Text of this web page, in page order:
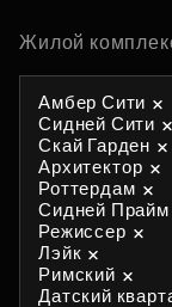
Жилой
Амбер Сити
Сидней Сити
Скай Гарден
Архитектор
Роттердам
Сидней Прайм
Режиссер
Лэйк
Римский
Датский